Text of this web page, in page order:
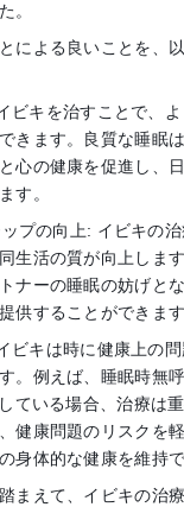
。
による良いことを、
ビキを治すことで、
きます。良質な睡眠
心の健康を促進し、
す。
プの向上: イビキの
生活の質が向上しま
ナーの睡眠の妨げと
供することができます
ビキは時に健康上の問
。例えば、睡眠時無
ている場合、治療は
健康問題のリスクを
身体的な健康を維持で
まえて、イビキの治